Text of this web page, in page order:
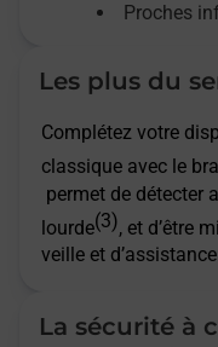
Proches
Les plus du
Complétez votre
classique avec le
permet de détecter
lourde(3), et d’être
veille et
La sécurité à